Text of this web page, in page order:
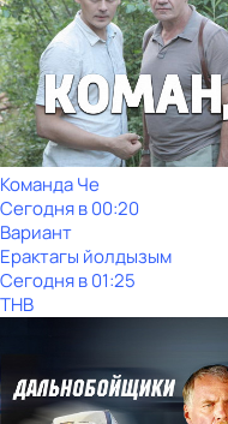
Команда Че
Сегодня в 00:20
Вариант
Ерактагы йолдызым
Сегодня в 01:25
ТНВ